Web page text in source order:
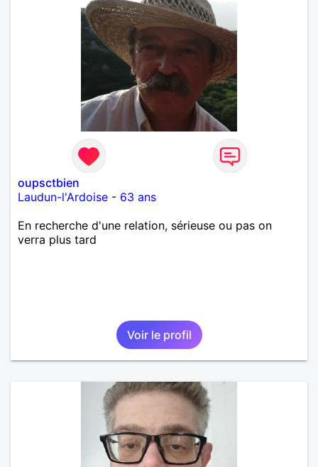
oupsctbien
Laudun-l'Ardoise - 63 ans
En recherche d'une relation, sérieuse ou pas on
verra plus tard
Voir le profil